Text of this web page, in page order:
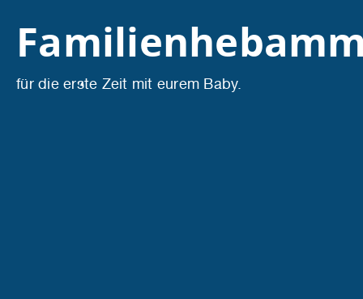
für die erste Zeit mit eurem Baby.